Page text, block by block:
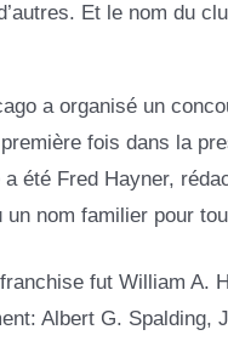
Et le nom du
a organisé un
fois dans la
été Fred Hayner,
nom familier pour
fut William A.
Albert G.